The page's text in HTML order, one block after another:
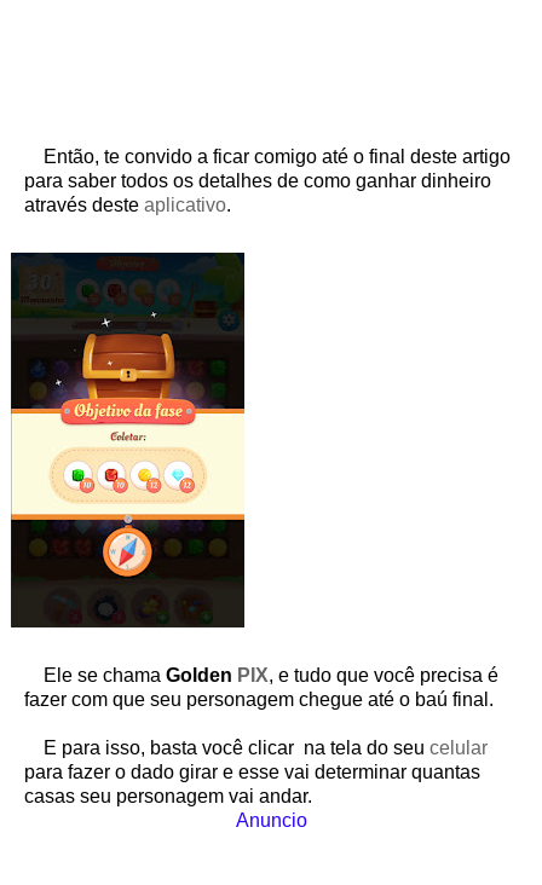
Então, te convido a ficar comigo até o final deste artigo
para saber todos os detalhes de como ganhar dinheiro
através deste aplicativo.
Ele se chama Golden PIX, e tudo que você precisa é
fazer com que seu personagem chegue até o baú final.
E para isso, basta você clicar na tela do seu celular
para fazer o dado girar e esse vai determinar quantas
casas seu personagem vai andar.
Anuncio